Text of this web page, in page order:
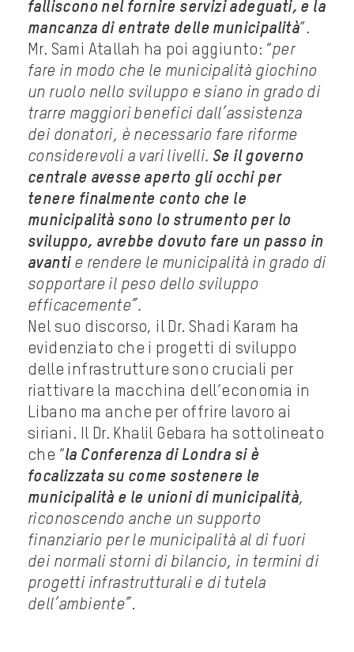
falliscono nel fornire servizi adeguati, e la
mancanza di entrate delle municipalità”.
Mr. Sami Atallah ha poi aggiunto: “per
fare in modo che le municipalità giochino
un ruolo nello sviluppo e siano in grado di
trarre maggiori benefici dall’assistenza
dei donatori, è necessario fare riforme
considerevoli a vari livelli. Se il governo
centrale avesse aperto gli occhi per
tenere finalmente conto che le
municipalità sono lo strumento per lo
sviluppo, avrebbe dovuto fare un passo in
avanti e rendere le municipalità in grado di
sopportare il peso dello sviluppo
efficacemente”.
Nel suo discorso, il Dr. Shadi Karam ha
evidenziato che i progetti di sviluppo
delle infrastrutture sono cruciali per
riattivare la macchina dell’economia in
Libano ma anche per offrire lavoro ai
siriani. Il Dr. Khalil Gebara ha sottolineato
che “la Conferenza di Londra si è
focalizzata su come sostenere le
municipalità e le unioni di municipalità,
riconoscendo anche un supporto
finanziario per le municipalità al di fuori
dei normali storni di bilancio, in termini di
progetti infrastrutturali e di tutela
dell’ambiente” .